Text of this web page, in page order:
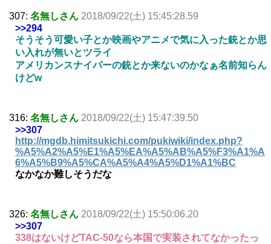
307: 名無しさん 2018/09/22(土) 15:45:28.59
>>294
そうそう可愛い子とか映画やアニメで気に入った銃とか思
い入れが無いとツライ
アメリカンスナイパーの銃とか来ないのかなぁ名前知らん
けどw
316: 名無しさん 2018/09/22(土) 15:47:39.50
>>307
http://mgdb.himitsukichi.com/pukiwiki/index.php?
%A5%A2%A5%E1%A5%EA%A5%AB%A5%F3%A1%A
6%A5%B9%A5%CA%A5%A4%A5%D1%A1%BC
なかなか難しそうだな
326: 名無しさん 2018/09/22(土) 15:50:06.20
>>307
338はないけどTAC-50なら本国で実装されてなかったっ